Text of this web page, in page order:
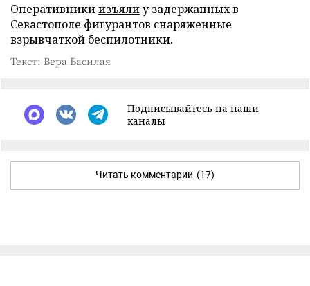
Оперативникиизъялиу задержанных в
Севастополе фигурантов снаряженные
взрывчаткой беспилотники.
Текст: Вера Басилая
Подписывайтесь на наши
каналы
Читать комментарии (17)